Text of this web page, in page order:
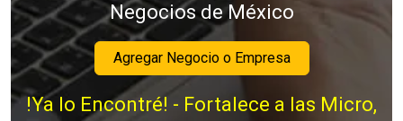
Negocios de México
Agregar Negocio o Empresa
!Ya lo Encontré! - Fortalece a las Micro,